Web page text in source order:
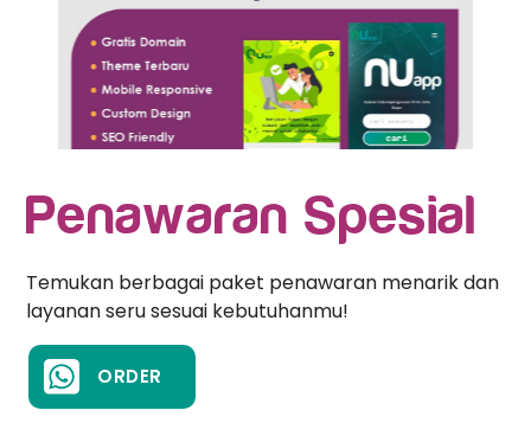
Penawaran Spesial
Temukan berbagai paket penawaran menarik dan
layanan seru sesuai kebutuhanmu!
ORDER